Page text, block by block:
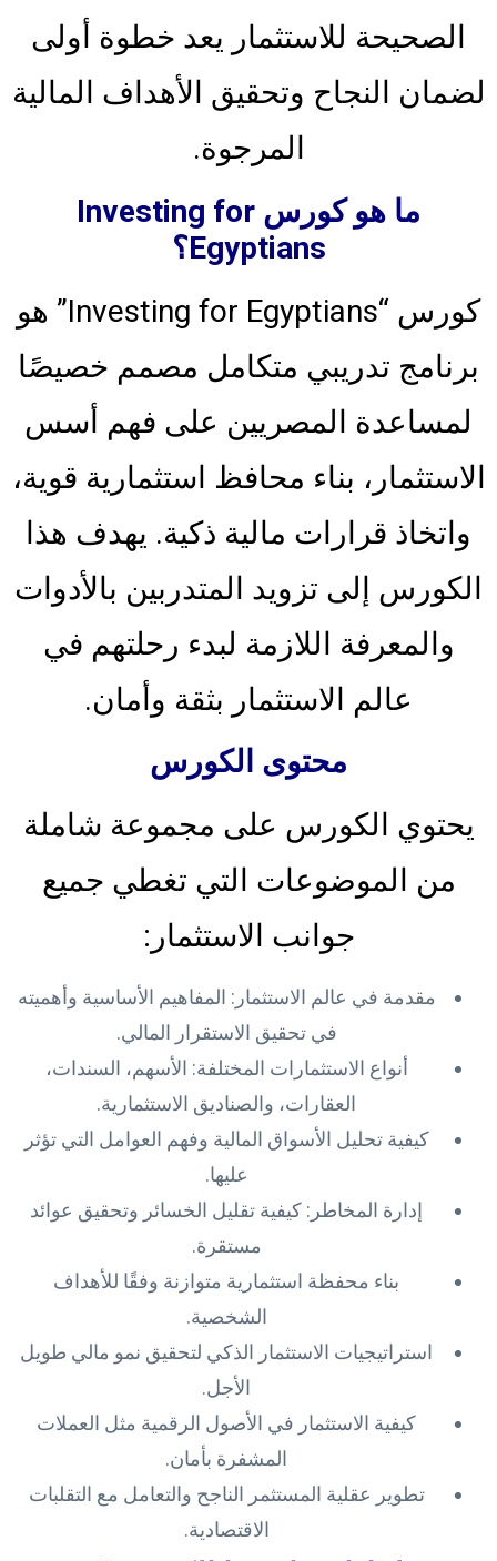
الصحيحة للاستثمار يعد خطوة أولى
لضمان النجاح وتحقيق الأهداف المالية
المرجوة.
ما هو كورس Investing for
Egyptians؟
كورس “Investing for Egyptians” هو
برنامج تدريبي متكامل مصمم خصيصًا
لمساعدة المصريين على فهم أسس
الاستثمار، بناء محافظ استثمارية قوية،
واتخاذ قرارات مالية ذكية. يهدف هذا
الكورس إلى تزويد المتدربين بالأدوات
والمعرفة اللازمة لبدء رحلتهم في
عالم الاستثمار بثقة وأمان.
محتوى الكورس
يحتوي الكورس على مجموعة شاملة
من الموضوعات التي تغطي جميع
جوانب الاستثمار:
مقدمة في عالم الاستثمار: المفاهيم الأساسية وأهميته
في تحقيق الاستقرار المالي.
أنواع الاستثمارات المختلفة: الأسهم، السندات،
العقارات، والصناديق الاستثمارية.
كيفية تحليل الأسواق المالية وفهم العوامل التي تؤثر
عليها.
إدارة المخاطر: كيفية تقليل الخسائر وتحقيق عوائد
مستقرة.
بناء محفظة استثمارية متوازنة وفقًا للأهداف
الشخصية.
استراتيجيات الاستثمار الذكي لتحقيق نمو مالي طويل
الأجل.
كيفية الاستثمار في الأصول الرقمية مثل العملات
المشفرة بأمان.
تطوير عقلية المستثمر الناجح والتعامل مع التقلبات
الاقتصادية.